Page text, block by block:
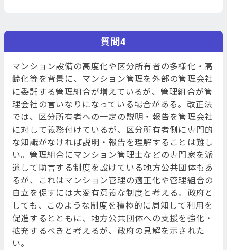
質問4
マンション設備の高度化や区分所有者の多様化・高
齢化等を背景に、マンション管理を外部の管理会社
に委託する管理組合が増えているが、管理組合が管
理会社の言いなりになっている場合がある。改正法
では、区分所有者への一定の説明・報告を管理会社
に対して義務付けているが、区分所有者側に専門的
な知識がなければ説明・報告を理解することは難し
い。管理組合にマンション管理士などの専門家を派
遣して助言する制度を設けている地方公共団体もあ
るが、これはマンション管理の適正化や管理組合の
自立を促すには大変有意義な制度と考える。政府と
しても、このような制度を積極的に周知して利用を
促進するとともに、地方公共団体への支援を強化・
拡充するべきと考えるが、政府の見解を示された
い。